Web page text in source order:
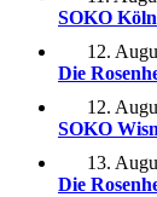
SOKO Köln
12.
Die
12.
SOKO
13.
Die